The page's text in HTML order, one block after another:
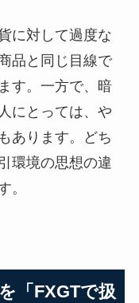
に対して過度な
品と同じ目線で
す。一方で、暗
にとっては、や
あります。どち
環境の思想の違
。
「FXGTで扱